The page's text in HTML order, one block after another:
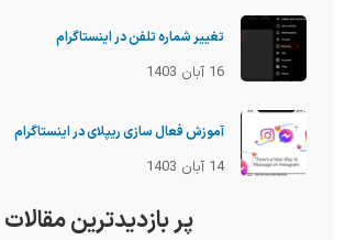
تغییر شماره تلفن در اینستاگرام
16 آبان 1403
آموزش فعال سازی ریپلای در اینستاگرام
14 آبان 1403
پر بازدیدترین مقالات